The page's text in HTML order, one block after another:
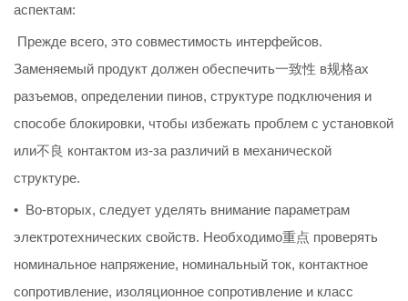
аспектам:
Прежде всего, это совместимость интерфейсов.
Заменяемый продукт должен обеспечить一致性 в规格ах
разъемов, определении пинов, структуре подключения и
способе блокировки, чтобы избежать проблем с установкой
или不良 контактом из-за различий в механической
структуре.
• Во-вторых, следует уделять внимание параметрам
электротехнических свойств. Необходимо重点 проверять
номинальное напряжение, номинальный ток, контактное
сопротивление, изоляционное сопротивление и класс